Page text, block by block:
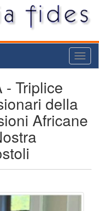
- Triplice
della
Africane